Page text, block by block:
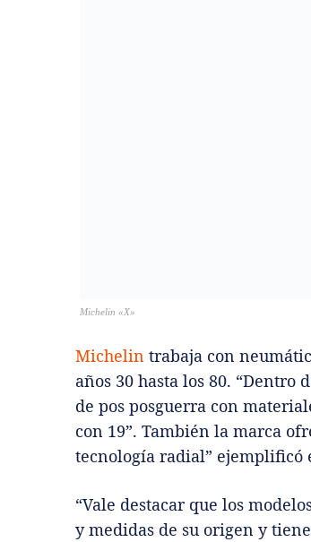
Michelin «X»
Michelin trabaja con
años 30 hasta los 80.
de pos posguerra con
con 19”. También la marca
tecnología radial” ejemplificó
“Vale destacar que los
y medidas de su origen y